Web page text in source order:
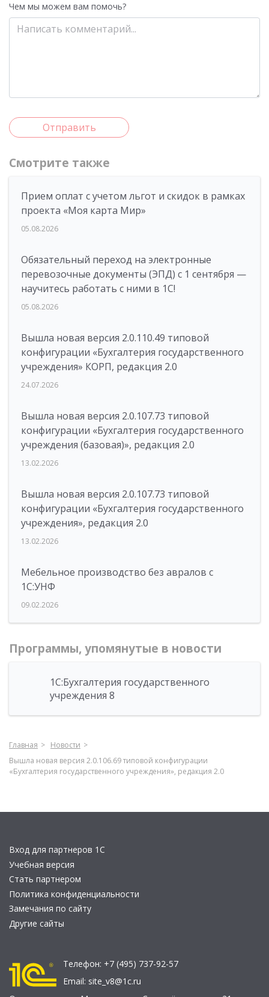
Чем мы можем вам помочь?
Отправить
Смотрите также
Прием оплат с учетом льгот и скидок в рамках
проекта «Моя карта Мир»
05.08.2026
Обязательный переход на электронные
перевозочные документы (ЭПД) с 1 сентября —
научитесь работать с ними в 1С!
05.08.2026
Вышла новая версия 2.0.110.49 типовой
конфигурации «Бухгалтерия государственного
учреждения» КОРП, редакция 2.0
24.07.2026
Вышла новая версия 2.0.107.73 типовой
конфигурации «Бухгалтерия государственного
учреждения (базовая)», редакция 2.0
13.02.2026
Вышла новая версия 2.0.107.73 типовой
конфигурации «Бухгалтерия государственного
учреждения», редакция 2.0
13.02.2026
Мебельное производство без авралов с
1С:УНФ
09.02.2026
Программы, упомянутые в новости
1С:Бухгалтерия государственного
учреждения 8
Главная
Новости
Вышла новая версия 2.0.106.69 типовой конфигурации
«Бухгалтерия государственного учреждения», редакция 2.0
Вход для партнеров 1С
Учебная версия
Стать партнером
Политика конфиденциальности
Замечания по сайту
Другие сайты
Телефон: +7 (495) 737-92-57
Email: site_v8@1c.ru